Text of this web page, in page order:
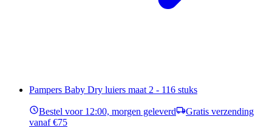
Pampers Baby Dry luiers maat 2 - 116 stuks
Bestel voor 12:00, morgen geleverd
Gratis verzending
vanaf €75